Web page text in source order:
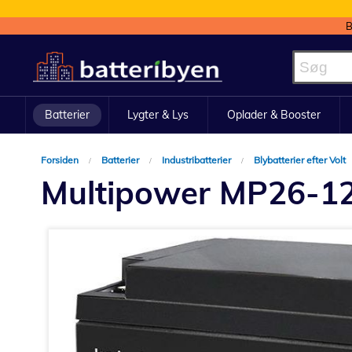
to
Content
Batterier Lygter & Lys Oplader & Booster
Forsiden Batterier Industribatterier Blybatterier efter Volt
Multipower MP26-
billedgalleriet